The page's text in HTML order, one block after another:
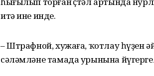
итә ине инде.
– Штрафной, хужаға, ҡотлау һүҙен
сәләмләне тамада урынына